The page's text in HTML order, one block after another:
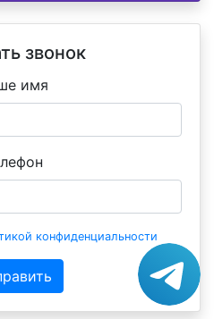
звонок
имя
конфиденциальности